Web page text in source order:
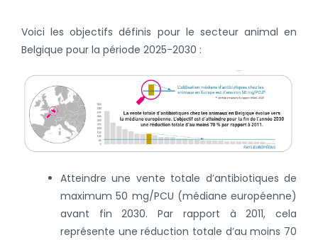
Voici les objectifs définis pour le secteur animal en
Belgique pour la période 2025-2030 :
Atteindre une vente totale d’antibiotiques de
maximum 50 mg/PCU (médiane européenne)
avant fin 2030. Par rapport à 2011, cela
représente une réduction totale d’au moins 70